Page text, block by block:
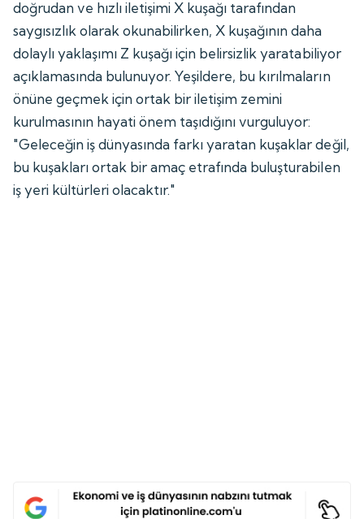
doğrudan ve hızlı iletişimi X kuşağı tarafından
saygısızlık olarak okunabilirken, X kuşağının daha
dolaylı yaklaşımı Z kuşağı için belirsizlik yaratabiliyor
açıklamasında bulunuyor. Yeşildere, bu kırılmaların
önüne geçmek için ortak bir iletişim zemini
kurulmasının hayati önem taşıdığını vurguluyor:
"Geleceğin iş dünyasında farkı yaratan kuşaklar değil,
bu kuşakları ortak bir amaç etrafında buluşturabilen
iş yeri kültürleri olacaktır."